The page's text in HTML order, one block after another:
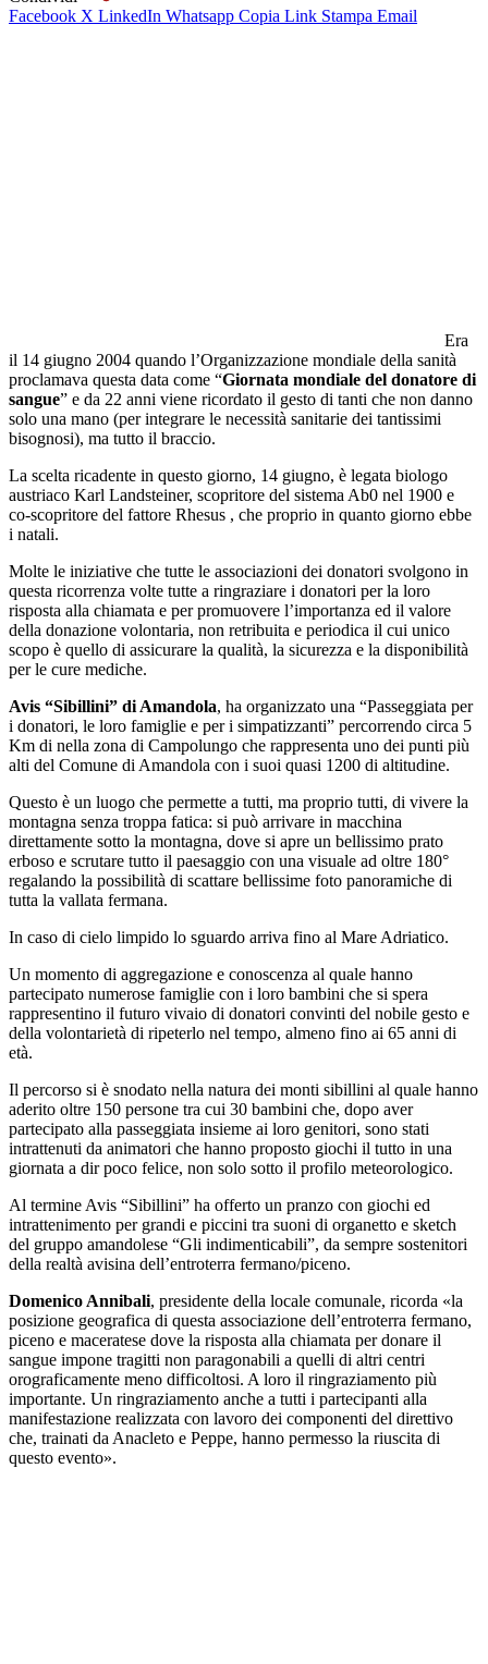
Facebook X LinkedIn Whatsapp Copia Link Stampa Email
Era
il 14 giugno 2004 quando l’Organizzazione mondiale della sanità
proclamava questa data come “Giornata mondiale del donatore di
sangue” e da 22 anni viene ricordato il gesto di tanti che non danno
solo una mano (per integrare le necessità sanitarie dei tantissimi
bisognosi), ma tutto il braccio.
La scelta ricadente in questo giorno, 14 giugno, è legata biologo
austriaco Karl Landsteiner, scopritore del sistema Ab0 nel 1900 e
co-scopritore del fattore Rhesus , che proprio in quanto giorno ebbe
i natali.
Molte le iniziative che tutte le associazioni dei donatori svolgono in
questa ricorrenza volte tutte a ringraziare i donatori per la loro
risposta alla chiamata e per promuovere l’importanza ed il valore
della donazione volontaria, non retribuita e periodica il cui unico
scopo è quello di assicurare la qualità, la sicurezza e la disponibilità
per le cure mediche.
Avis “Sibillini” di Amandola, ha organizzato una “Passeggiata per
i donatori, le loro famiglie e per i simpatizzanti” percorrendo circa 5
Km di nella zona di Campolungo che rappresenta uno dei punti più
alti del Comune di Amandola con i suoi quasi 1200 di altitudine.
Questo è un luogo che permette a tutti, ma proprio tutti, di vivere la
montagna senza troppa fatica: si può arrivare in macchina
direttamente sotto la montagna, dove si apre un bellissimo prato
erboso e scrutare tutto il paesaggio con una visuale ad oltre 180°
regalando la possibilità di scattare bellissime foto panoramiche di
tutta la vallata fermana.
In caso di cielo limpido lo sguardo arriva fino al Mare Adriatico.
Un momento di aggregazione e conoscenza al quale hanno
partecipato numerose famiglie con i loro bambini che si spera
rappresentino il futuro vivaio di donatori convinti del nobile gesto e
della volontarietà di ripeterlo nel tempo, almeno fino ai 65 anni di
età.
Il percorso si è snodato nella natura dei monti sibillini al quale hanno
aderito oltre 150 persone tra cui 30 bambini che, dopo aver
partecipato alla passeggiata insieme ai loro genitori, sono stati
intrattenuti da animatori che hanno proposto giochi il tutto in una
giornata a dir poco felice, non solo sotto il profilo meteorologico.
Al termine Avis “Sibillini” ha offerto un pranzo con giochi ed
intrattenimento per grandi e piccini tra suoni di organetto e sketch
del gruppo amandolese “Gli indimenticabili”, da sempre sostenitori
della realtà avisina dell’entroterra fermano/piceno.
Domenico Annibali, presidente della locale comunale, ricorda «la
posizione geografica di questa associazione dell’entroterra fermano,
piceno e maceratese dove la risposta alla chiamata per donare il
sangue impone tragitti non paragonabili a quelli di altri centri
orograficamente meno difficoltosi. A loro il ringraziamento più
importante. Un ringraziamento anche a tutti i partecipanti alla
manifestazione realizzata con lavoro dei componenti del direttivo
che, trainati da Anacleto e Peppe, hanno permesso la riuscita di
questo evento».